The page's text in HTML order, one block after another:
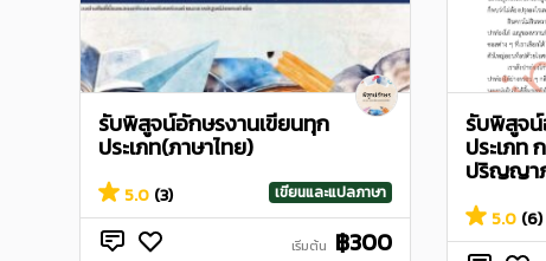
รับพิสูจน์อักษรงานเขียนทุก
ประเภท(ภาษาไทย)
5.0 (3) เขียนและแปลภาษา
เริ่มต้น ฿300
รับพิสูจน์
ประเภท
ปริญญา
5.0 (6)